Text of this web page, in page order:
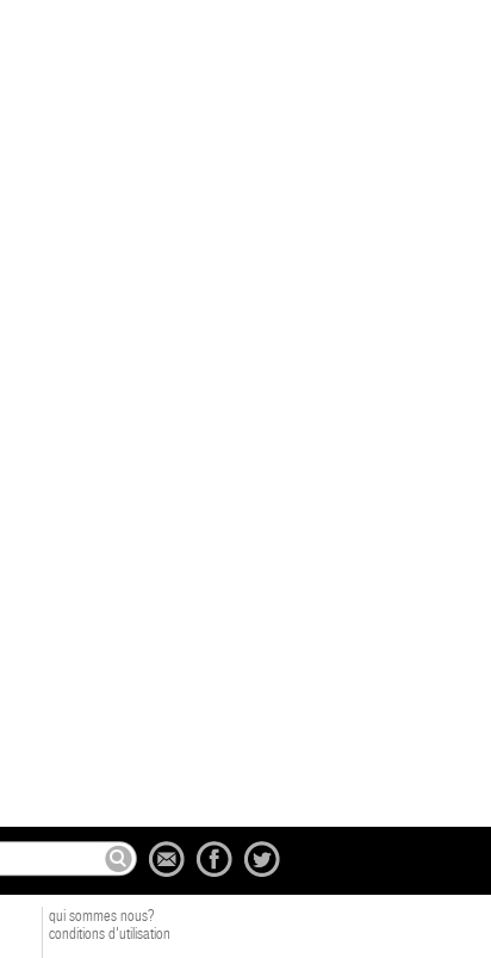
qui sommes nous?
conditions d'utilisation